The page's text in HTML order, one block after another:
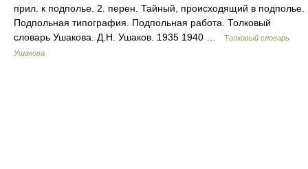
прил. к подполье. 2. перен. Тайный, происходящий в подполье.
Подпольная типография. Подпольная работа. Толковый
словарь Ушакова. Д.Н. Ушаков. 1935 1940 …
Толковый словарь
Ушакова